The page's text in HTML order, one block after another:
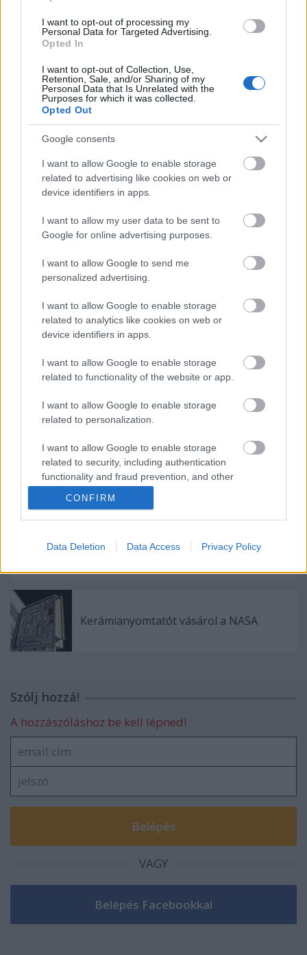
I want to opt-out of processing my
Personal Data for Targeted Advertising.
Opted In
I want to opt-out of Collection, Use,
Retention, Sale, and/or Sharing of my
Personal Data that Is Unrelated with the
Purposes for which it was collected.
Opted Out
Google consents
I want to allow Google to enable storage
related to advertising like cookies on web or
device identifiers in apps.
I want to allow my user data to be sent to
Google for online advertising purposes.
I want to allow Google to send me
personalized advertising.
I want to allow Google to enable storage
related to analytics like cookies on web or
device identifiers in apps.
I want to allow Google to enable storage
related to functionality of the website or app.
I want to allow Google to enable storage
related to personalization.
I want to allow Google to enable storage
related to security, including authentication
functionality and fraud prevention, and other
CONFIRM
Data Deletion Data Access Privacy Policy
Technológia kategóriában hosszú hármas verseny
után kb. egy éve megugrott a sztereolitográfia (SLA),
FDM/FFF) és az SLS, utóbbi hónapokban viszont az
előbbi stabilan rávert az utóbbira, és második. Úgy
tűnik, egyelőre szinte senkit nem érdekel az EBM
(electron beam melting).
Címkék:trendek sztereolitográfia
Ajánlott bejegyzések:
Itt az új CraftBot IDEX MK2
nyomtatócsalád
hibrid, fém-kompozit nyomtatót
bemutató Markforgedot
Digitális ikrek a 3D nyomtatásban
Biotinta algából
Kerámianyomtatót vásárol a NASA
Szólj hozzá!
A hozzászóláshoz be kell lépned!
VAGY